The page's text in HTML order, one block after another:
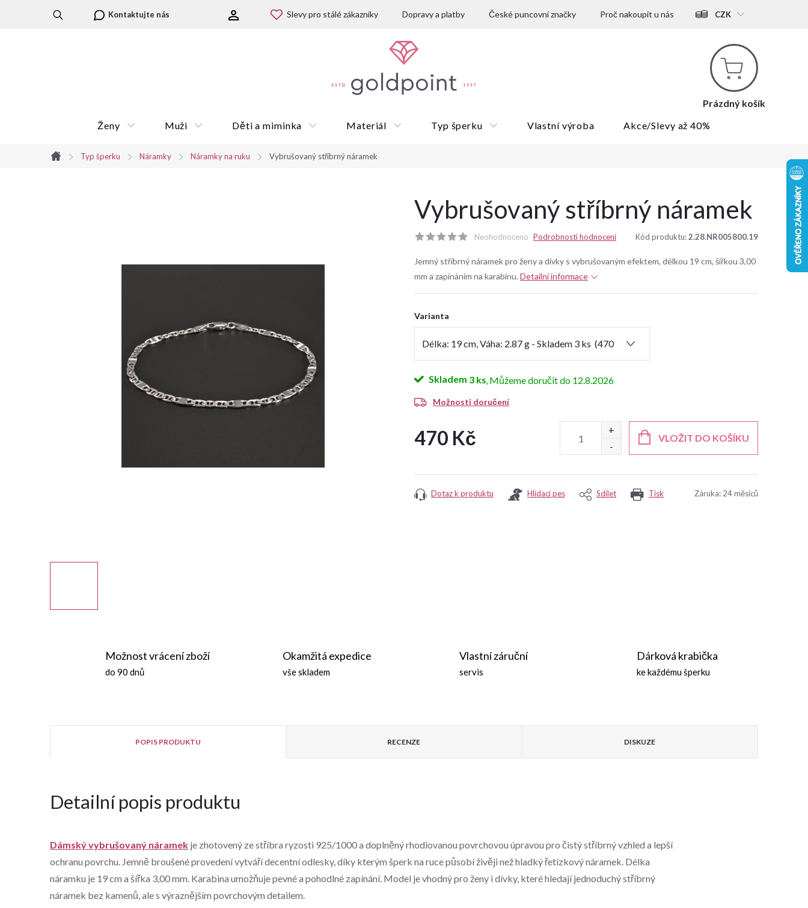
Kontaktujte nás Slevy pro stálé zákazníky Dopravy a platby České puncovní značky Proč nakoupit u nás CZK
Nákupní
košík
Prázdný košík
Ženy
Muži Děti a miminka Materiál Typ šperku Vlastní výroba Akce/Slevy až 40%
Dárkové poukazy
Domů
Typ šperku Náramky Náramky na ruku Vybrušovaný stříbrný náramek
Vybrušovaný stříbrný náramek
Neohodnoceno Podrobnosti hodnocení Kód produktu:2.28.NR005800.19
Jemný stříbrný náramek pro ženy a dívky s vybrušovaným efektem, délkou 19 cm, šířkou 3,00
mm a zapínáním na karabinu. Detailní informace
Varianta
Skladem 3 ks 12.8.2026
Možnosti doručení
470 Kč VLOŽIT DO KOŠÍKU
Tisk
Dotaz k produktu Hlídací pes Sdílet Záruka: 24 měsíců
Dárková krabička
ke každému šperku
Možnost vrácení zboží
do 90 dnů
Okamžitá expedice
vše skladem
Vlastní záruční
servis
POPIS PRODUKTU RECENZE DISKUZE
Detailní popis produktu
Dámský vybrušovaný náramek je zhotovený ze stříbra ryzosti 925/1000 a doplněný rhodiovanou povrchovou úpravou pro čistý stříbrný vzhled a lepší
ochranu povrchu. Jemně broušené provedení vytváří decentní odlesky, díky kterým šperk na ruce působí živěji než hladký řetízkový náramek. Délka
náramku je 19 cm a šířka 3,00 mm. Karabina umožňuje pevné a pohodlné zapínání. Model je vhodný pro ženy i dívky, které hledají jednoduchý stříbrný
náramek bez kamenů, ale s výraznějším povrchovým detailem.